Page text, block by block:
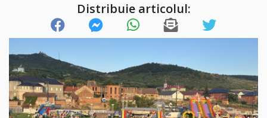
Distribuie articolul: